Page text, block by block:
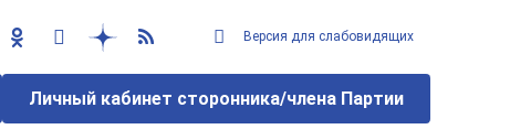
Версия для слабовидящих
Личный кабинет сторонника/члена Партии